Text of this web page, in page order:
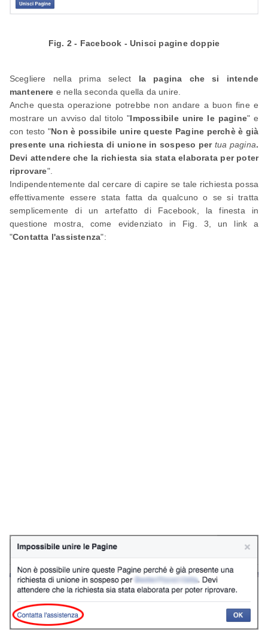
Fig. 2 - Facebook - Unisci pagine doppie
Scegliere nella prima select la pagina che si intende
mantenere e nella seconda quella da unire.
Anche questa operazione potrebbe non andare a buon fine e
mostrare un avviso dal titolo "Impossibile unire le pagine" e
con testo "Non è possibile unire queste Pagine perchè è già
presente una richiesta di unione in sospeso per tua pagina.
Devi attendere che la richiesta sia stata elaborata per poter
riprovare".
Indipendentemente dal cercare di capire se tale richiesta possa
effettivamente essere stata fatta da qualcuno o se si tratta
semplicemente di un artefatto di Facebook, la finesta in
questione mostra, come evidenziato in Fig. 3, un link a
"Contatta l'assistenza":